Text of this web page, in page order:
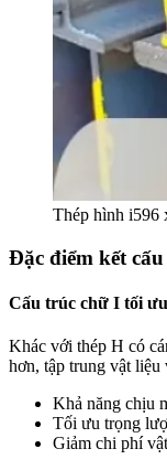
Thép hình i596
Đặc điểm kết
Cấu trúc chữ I tối
Khác với thép H có
hơn, tập trung vật
Khả năng chịu
Tối ưu trọng
Giảm chi phí